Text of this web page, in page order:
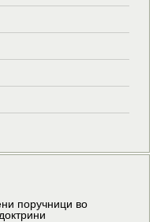
поручници во